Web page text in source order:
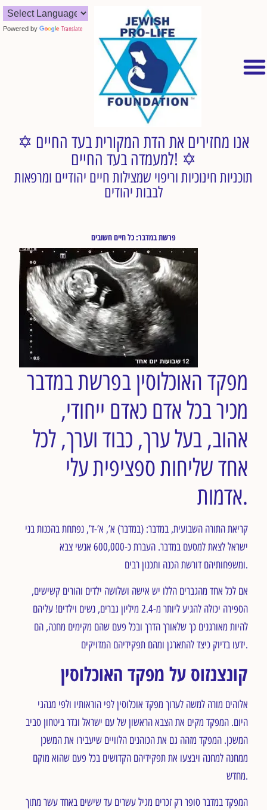
Powered by Translate
✡︎ אנו מחזירים את הדת המקורית בעד החיים
למעמדה בעד החיים! ✡︎
תוכניות חינוכיות וריפוי שמצילות חיים יהודיים ומרפאות
לבבות יהודים
פרשת במדבר: כל חיים חשובים
מפקד האוכלוסין בפרשת במדבר
מכיר בכל אדם כאדם ייחודי,
אהוב, בעל ערך, כבוד וערך, לכל
אחד שליחות ספציפית עלי
אדמות.
קריאת התורה השבועית, במדבר: (במדבר) א’, א’-ד’, נפתחת בהכנות בני
ישראל לצאת למסעם במדבר. העברת כ-600,000 אנשי צבא
ומשפחותיהם דורשת הכנה ותכנון רבים.
אם לכל אחד מהגברים הללו יש אישה ושלושה ילדים והורים קשישים,
הספירה יכולה להגיע ליותר מ-2.4 מיליון גברים, נשים וילדים! עליהם
להיות מאורגנים כך שלאורך הדרך ובכל פעם שהם מקימים מחנה, הם
ידעו בדיוק כיצד להתארגן ומהם תפקידיהם המדויקים.
קונצנזוס על מפקד האוכלוסין
אלוהים מורה למשה לערוך מפקד אוכלוסין לפי הוראותיו ולפי מנהגי
היום. המפקד מקים את הצבא הראשון של עם ישראל וגדר ביטחון סביב
המשכן. המפקד מזהה גם את הכוהנים הלוויים שיעבירו את המשכן
ממחנה למחנה ויבצעו את תפקידיהם הקדושים בכל פעם שהוא מוקם
מחדש.
המפקד במדבר סופר רק זכרים מגיל עשרים עד שישים באחד עשר מתוך